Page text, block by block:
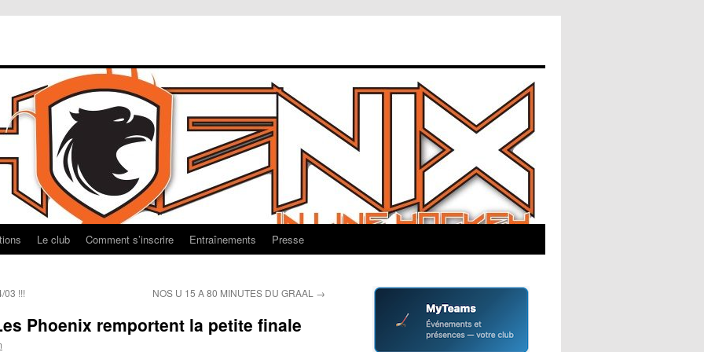
Le club Comment s’inscrire Entraînements Presse
03 !!! NOS U 15 A 80 MINUTES DU GRAAL →
Phoenix remportent la petite finale